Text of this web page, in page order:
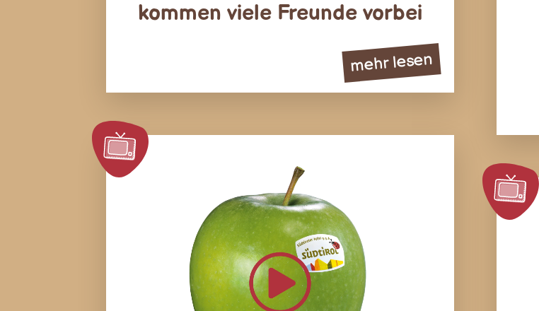
kommen viele Freunde vorbei
mehr lesen